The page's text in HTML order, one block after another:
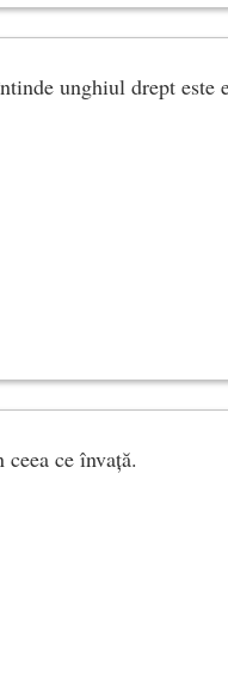
unghiul drept este
ce învață.